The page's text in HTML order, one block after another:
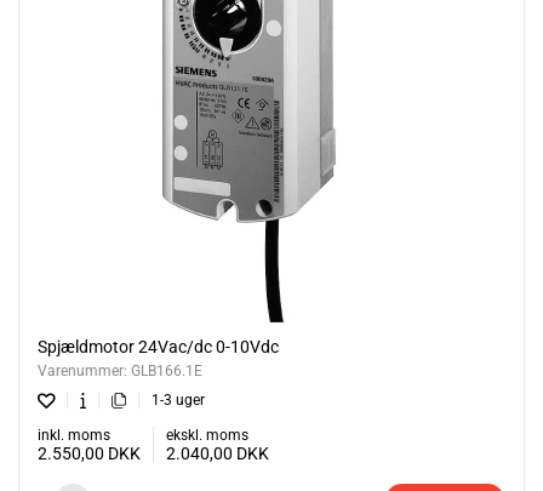
Spjældmotor 24Vac/dc 0-10Vdc
Varenummer: GLB166.1E
1-3 uger
inkl. moms
2.550,00 DKK
ekskl. moms
2.040,00 DKK